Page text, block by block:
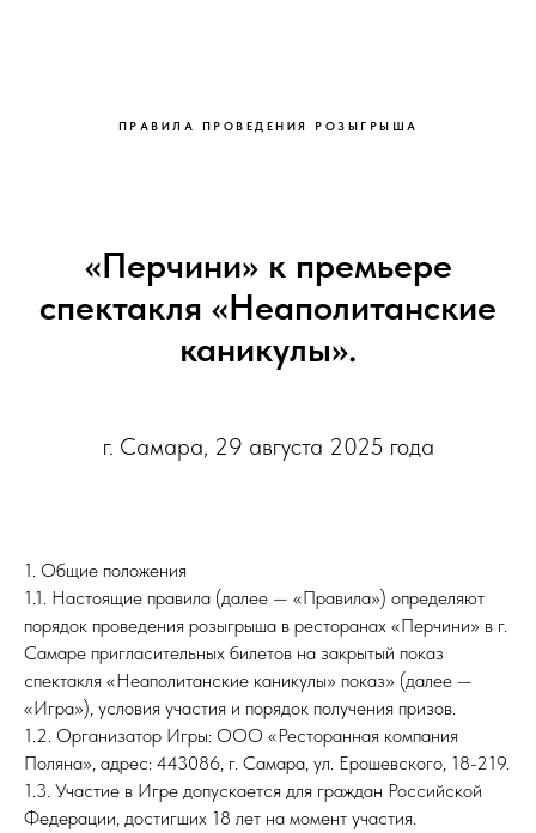
ПРАВИЛА ПРОВЕДЕНИЯ РОЗЫГРЫША
«Перчини» к премьере
спектакля «Неаполитанские
каникулы».
г. Самара, 29 августа 2025 года
1. Общие положения
1.1. Настоящие правила (далее — «Правила») определяют
порядок проведения розыгрыша в ресторанах «Перчини» в г.
Самаре пригласительных билетов на закрытый показ
спектакля «Неаполитанские каникулы» показ» (далее —
«Игра»), условия участия и порядок получения призов.
1.2. Организатор Игры: ООО «Ресторанная компания
Поляна», адрес: 443086, г. Самара, ул. Ерошевского, 18-219.
1.3. Участие в Игре допускается для граждан Российской
Федерации, достигших 18 лет на момент участия.